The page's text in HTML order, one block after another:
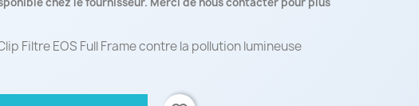
Filtre EOS Full Frame contre la pollution lumineuse